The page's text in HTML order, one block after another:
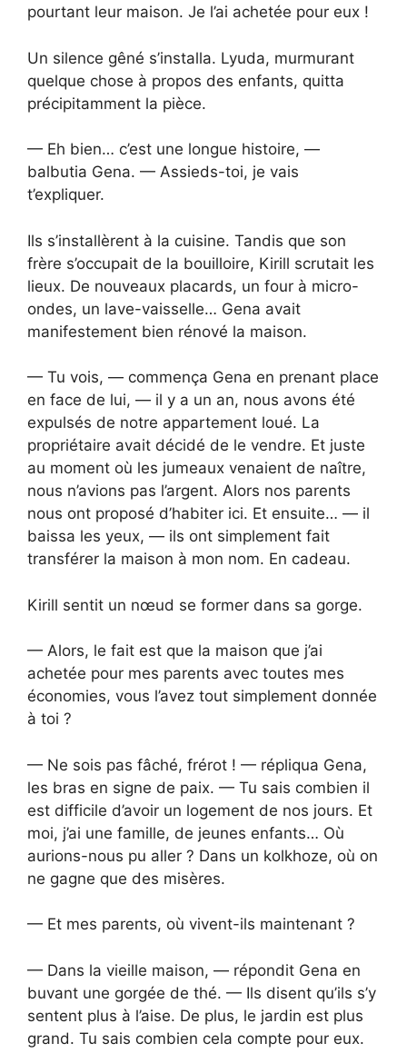
pourtant leur maison. Je l’ai achetée pour eux !
Un silence gêné s’installa. Lyuda, murmurant
quelque chose à propos des enfants, quitta
précipitamment la pièce.
— Eh bien… c’est une longue histoire, —
balbutia Gena. — Assieds-toi, je vais
t’expliquer.
Ils s’installèrent à la cuisine. Tandis que son
frère s’occupait de la bouilloire, Kirill scrutait les
lieux. De nouveaux placards, un four à micro-
ondes, un lave-vaisselle… Gena avait
manifestement bien rénové la maison.
— Tu vois, — commença Gena en prenant place
en face de lui, — il y a un an, nous avons été
expulsés de notre appartement loué. La
propriétaire avait décidé de le vendre. Et juste
au moment où les jumeaux venaient de naître,
nous n’avions pas l’argent. Alors nos parents
nous ont proposé d’habiter ici. Et ensuite… — il
baissa les yeux, — ils ont simplement fait
transférer la maison à mon nom. En cadeau.
Kirill sentit un nœud se former dans sa gorge.
— Alors, le fait est que la maison que j’ai
achetée pour mes parents avec toutes mes
économies, vous l’avez tout simplement donnée
à toi ?
— Ne sois pas fâché, frérot ! — répliqua Gena,
les bras en signe de paix. — Tu sais combien il
est difficile d’avoir un logement de nos jours. Et
moi, j’ai une famille, de jeunes enfants… Où
aurions-nous pu aller ? Dans un kolkhoze, où on
ne gagne que des misères.
— Et mes parents, où vivent-ils maintenant ?
— Dans la vieille maison, — répondit Gena en
buvant une gorgée de thé. — Ils disent qu’ils s’y
sentent plus à l’aise. De plus, le jardin est plus
grand. Tu sais combien cela compte pour eux.